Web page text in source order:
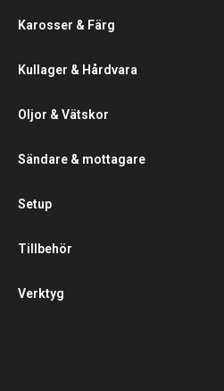
Karosser & Färg
Kullager & Hårdvara
Oljor & Vätskor
Sändare & mottagare
Setup
Tillbehör
Verktyg